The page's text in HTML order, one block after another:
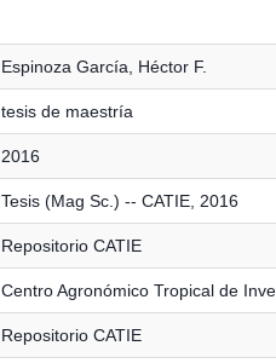
Espinoza García, Héctor F.
tesis de maestría
2016
Tesis (Mag Sc.) -- CATIE, 2016
Repositorio CATIE
Centro Agronómico Tropical de
Repositorio CATIE